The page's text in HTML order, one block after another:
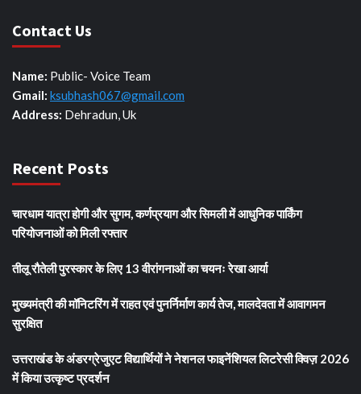
Contact Us
Name: Public- Voice Team
Gmail: ksubhash067@gmail.com
Address: Dehradun, Uk
Recent Posts
चारधाम यात्रा होगी और सुगम, कर्णप्रयाग और सिमली में आधुनिक पार्किंग
परियोजनाओं को मिली रफ्तार
तीलू रौतेली पुरस्कार के लिए 13 वीरांगनाओं का चयनः रेखा आर्या
मुख्यमंत्री की मॉनिटरिंग में राहत एवं पुनर्निर्माण कार्य तेज, मालदेवता में आवागमन
सुरक्षित
उत्तराखंड के अंडरग्रेजुएट विद्यार्थियों ने नेशनल फाइनेंशियल लिटरेसी क्विज़ 2026
में किया उत्कृष्ट प्रदर्शन